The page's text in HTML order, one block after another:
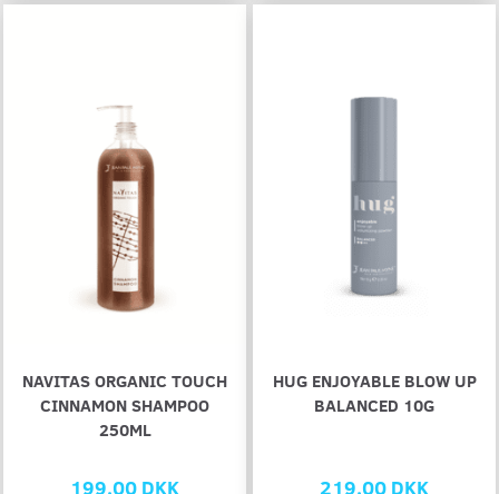
NAVITAS ORGANIC TOUCH
CINNAMON SHAMPOO
250ML
199,00 DKK
HUG ENJOYABLE BLOW UP
BALANCED 10G
219,00 DKK